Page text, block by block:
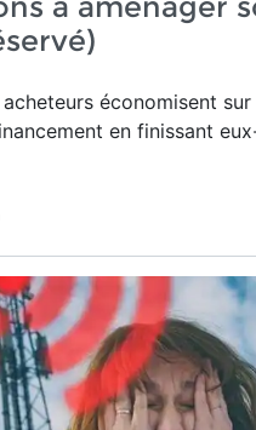
acheteurs économisent
en finissant